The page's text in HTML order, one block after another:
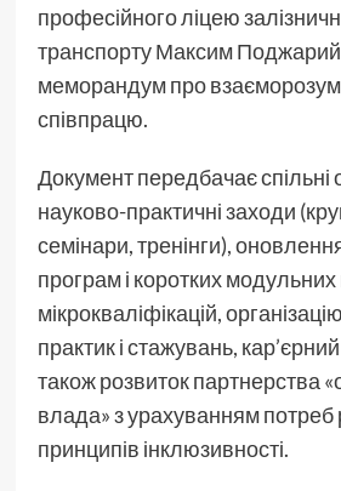
професійного ліцею
транспорту Максим Поджарий
меморандум про
співпрацю.
Документ передбачає спільні
науково-практичні заходи
семінари, тренінги),
програм і коротких модульних
мікрокваліфікацій,
практик і стажувань,
також розвиток партнерства
влада» з урахуванням потреб
принципів інклюзивності.